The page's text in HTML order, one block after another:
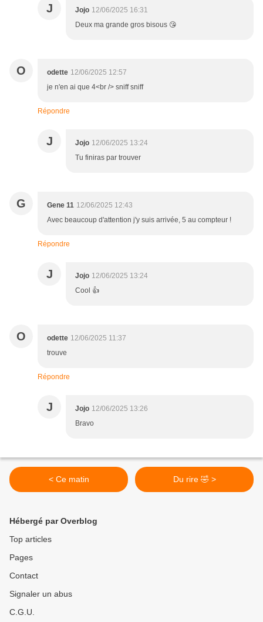
J Jojo 12/06/2025 16:31
Deux ma grande gros bisous 😘
O odette 12/06/2025 12:57
je n'en ai que 4<br /> sniff sniff
Répondre
J Jojo 12/06/2025 13:24
Tu finiras par trouver
G Gene 11 12/06/2025 12:43
Avec beaucoup d'attention j'y suis arrivée, 5 au compteur !
Répondre
J Jojo 12/06/2025 13:24
Cool 👍
O odette 12/06/2025 11:37
trouve
Répondre
J Jojo 12/06/2025 13:26
Bravo
< Ce matin Du rire 🤣 >
Hébergé par Overblog
Top articles
Pages
Contact
Signaler un abus
C.G.U.